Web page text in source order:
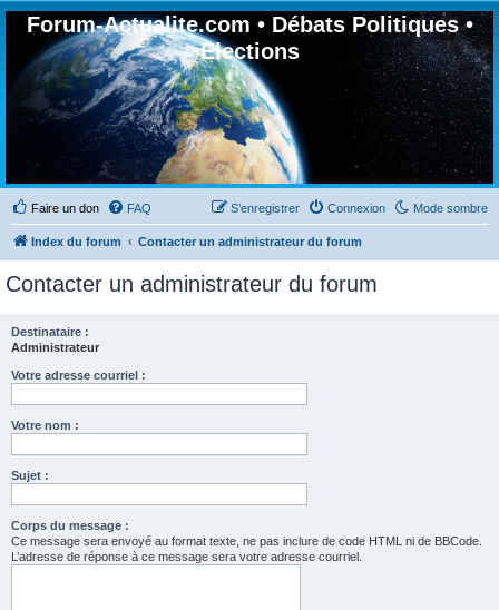
Forum-Actualite.com • Débats Politiques •
Elections
Faire un don Mode sombre
FAQ Connexion
S’enregistrer
Index du forum Contacter un administrateur du forum
Contacter un administrateur du forum
Destinataire :
Administrateur
Votre adresse courriel :
Votre nom :
Sujet :
Corps du message :
Ce message sera envoyé au format texte, ne pas inclure de code HTML ni de BBCode.
L’adresse de réponse à ce message sera votre adresse courriel.